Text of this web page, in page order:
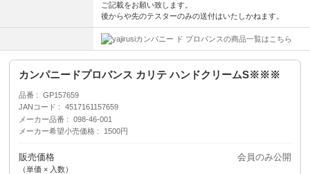
ご記載をお願い致します。
後からや先のテスターのみの送付はいたしかねます。
カンパニー ド プロバンスの商品一覧はこちら
カンパニードプロバンス カリテ ハンドクリームS※※※
品番
GP157659
JANコード
4517161157659
メーカー品番
098-46-001
メーカー希望小売価格
1500円
販売価格
（単価 × 入数）
会員のみ公開